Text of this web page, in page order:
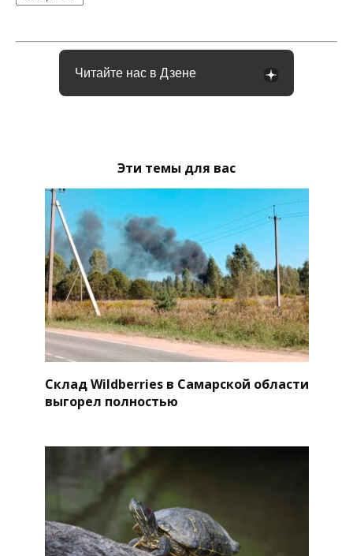
Читайте нас в Дзене
Эти темы для вас
Склад Wildberries в Самарской области
выгорел полностью